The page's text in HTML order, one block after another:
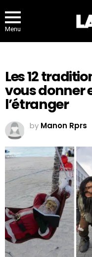
Menu
Les 12
vous donner
l’étranger
by Manon Rprs